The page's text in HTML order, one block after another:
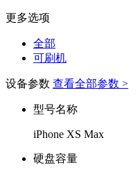
更多选项
全部
可刷机
设备参数 查看全部参数 >
型号名称
iPhone XS Max
硬盘容量